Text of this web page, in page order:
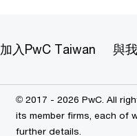
加入PwC Taiwan 與
© 2017 - 2026 PwC. All
its member firms, each of
further details.